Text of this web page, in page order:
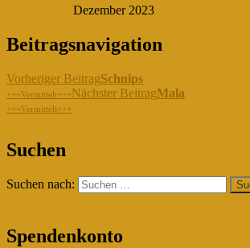
Dezember 2023
Beitragsnavigation
Vorheriger BeitragSchnips
+++Vermittelt+++Nächster BeitragMala
+++Vermittelt+++
"Gemeinsam für die Hunde in
Rumänien!"
Suchen
Suchen nach:
Spendenkonto